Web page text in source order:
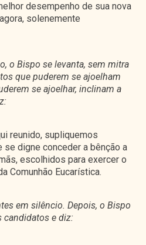
desempenho de sua nova
solenemente
o Bispo se levanta, sem mitra
que puderem se ajoelham
se ajoelhar, inclinam a
reunido, supliquemos
se digne conceder a bênção a
escolhidos para exercer o
Comunhão Eucarística.
em silêncio. Depois, o Bispo
candidatos e diz: